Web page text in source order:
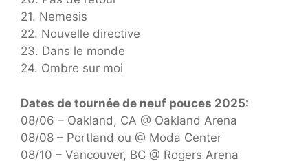
21. Nemesis
22. Nouvelle directive
23. Dans le monde
24. Ombre sur moi
Dates de tournée de neuf pouces 2025:
08/06 – Oakland, CA @ Oakland Arena
08/08 – Portland ou @ Moda Center
08/10 – Vancouver, BC @ Rogers Arena